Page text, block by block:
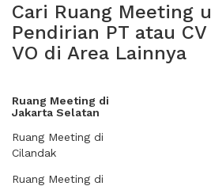
Cari Ruang Meeting
Pendirian PT atau
VO di Area Lainnya
Ruang Meeting di
Jakarta Selatan
Ruang Meeting di
Cilandak
Ruang Meeting di